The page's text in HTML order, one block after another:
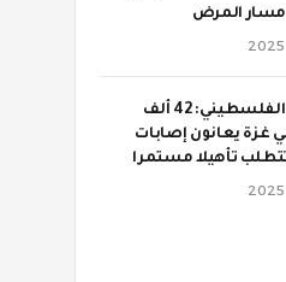
مسار المرض
الإحصاء الفلسطيني: 42 ألف
يعانون إصابات
تأهيلا مستمرا